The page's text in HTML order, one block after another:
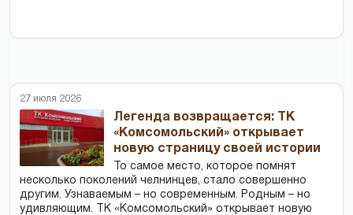
27 июля 2026
Легенда возвращается: ТК
«Комсомольский» открывает
новую страницу своей истории
То самое место, которое помнят
несколько поколений челнинцев, стало совершенно
другим. Узнаваемым – но современным. Родным – но
удивляющим. ТК «Комсомольский» открывает новую